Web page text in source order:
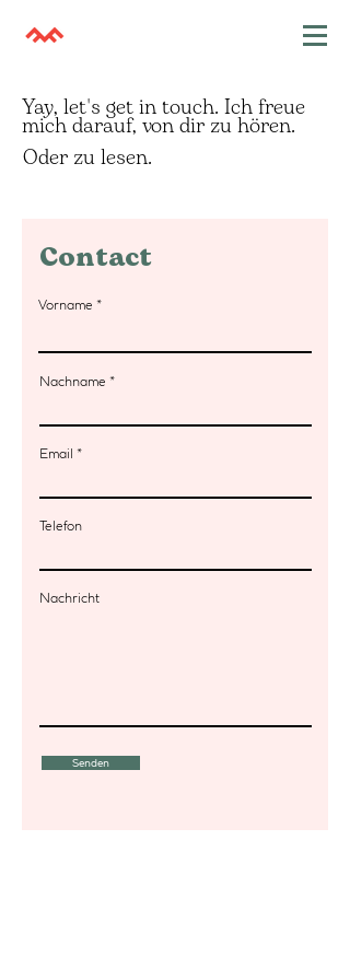
Yay, let's get in touch. Ich freue
mich darauf, von dir zu hören.
Oder zu lesen.
Contact
Vorname
Nachname
Email
Telefon
Nachricht
Senden